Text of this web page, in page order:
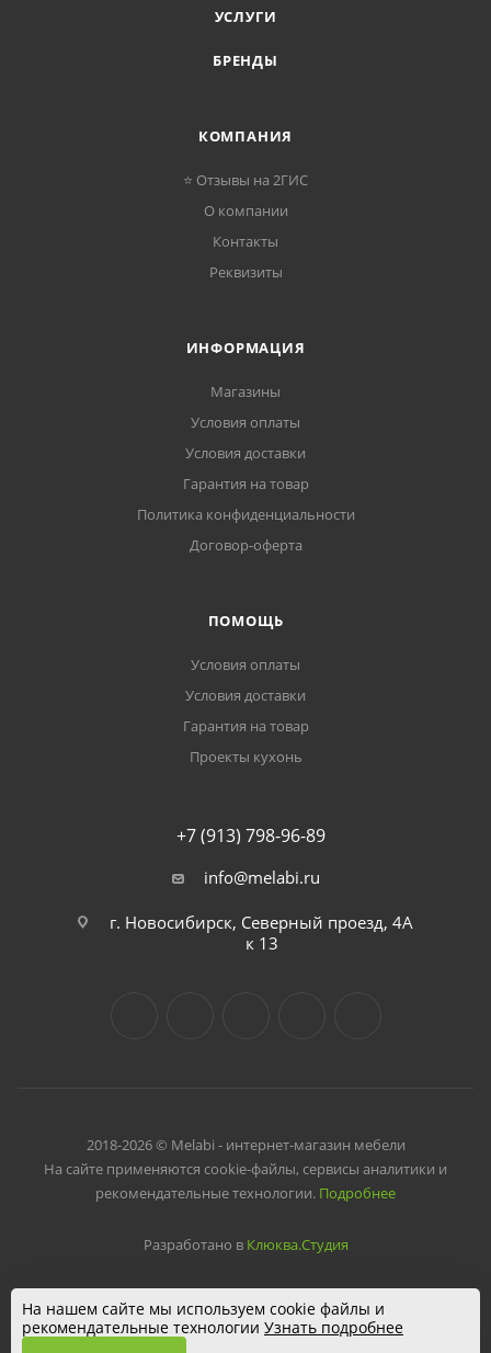
УСЛУГИ
БРЕНДЫ
КОМПАНИЯ
⭐ Отзывы на 2ГИС
О компании
Контакты
Реквизиты
ИНФОРМАЦИЯ
Магазины
Условия оплаты
Условия доставки
Гарантия на товар
Политика конфиденциальности
Договор-оферта
ПОМОЩЬ
Условия оплаты
Условия доставки
Гарантия на товар
Проекты кухонь
+7 (913) 798-96-89
info@melabi.ru
г. Новосибирск, Северный проезд, 4А
к 13
2018-2026 © Melabi - интернет-магазин мебели
На сайте применяются cookie-файлы, сервисы аналитики и
рекомендательные технологии. Подробнее
Разработано в Клюква.Студия
На нашем сайте мы используем cookie файлы и
рекомендательные технологии Узнать подробнее